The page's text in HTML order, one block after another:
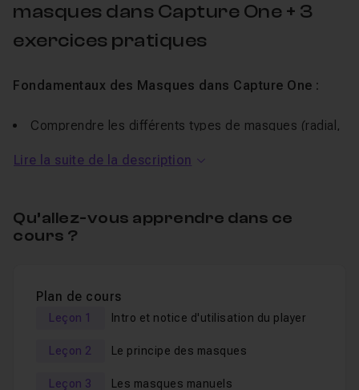
masques dans Capture One + 3
exercices pratiques
Fondamentaux des Masques dans Capture One :
Comprendre les différents types de masques (radial,
Maîtriser l'outil de pinceau de masque : taille, dureté,
Utiliser les outils de sélection pour des masques
complexes et précis.
Cibler et corriger l'exposition, le contraste, la
spécifiques de l'image.
Utiliser les courbes pour des retouches ultra-
Lire la suite de la description
Qu’allez-vous apprendre dans ce
cours ?
Plan de cours
Leçon 1 Intro et notice d'utilisation du player
Leçon 2 Le principe des masques
Leçon 3 Les masques manuels